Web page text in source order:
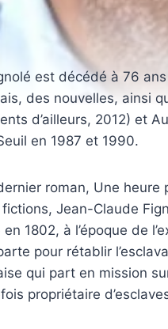
est décédé à 76 ans
des nouvelles, ainsi
d’ailleurs, 2012) et
en 1987 et 1990.
roman, Une heure
Jean-Claude
en 1802, à l’époque de
pour rétablir
qui part en mission
propriétaire